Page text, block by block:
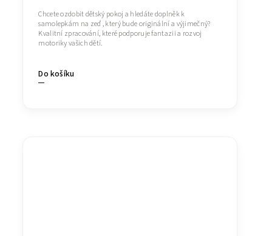
Do košíku
Chcete ozdobit dětský pokoj a hledáte doplněk k
samolepkám na zeď , který bude originální a výjimečný?
Kvalitní zpracování, které podporuje fantazii a rozvoj
motoriky vašich dětí.